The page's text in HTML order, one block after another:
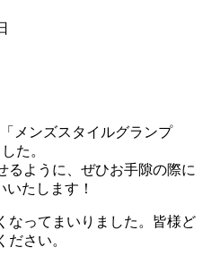
メンズスタイルグランプ
た。
るように、ぜひお手隙の際に
いたします！
なってまいりました。皆様ど
ださい。